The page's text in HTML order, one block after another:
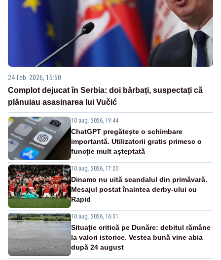
24 feb. 2026, 15:50
Complot dejucat în Serbia: doi bărbați, suspectați că
plănuiau asasinarea lui Vučić
10 aug. 2026, 19:44
ChatGPT pregătește o schimbare
importantă. Utilizatorii gratis primesc o
funcție mult așteptată
10 aug. 2026, 17:20
Dinamo nu uită scandalul din primăvară.
Mesajul postat înaintea derby-ului cu
Rapid
10 aug. 2026, 16:31
Situație critică pe Dunăre: debitul rămâne
la valori istorice. Vestea bună vine abia
după 24 august